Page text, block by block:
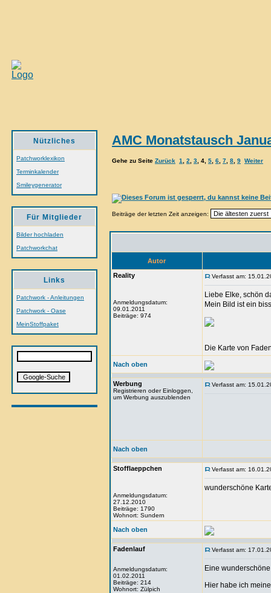
Nützliches
Patchworklexikon
Terminkalender
Smileygenerator
Für Mitglieder
Bilder hochladen
Patchworkchat
Links
Patchwork - Anleitungen
Patchwork - Oase
MeinStoffpaket
AMC Monatstausch
Gehe zu Seite Zurück 1 2 3 4 5 6 7 8 9 Weiter
Beiträge der letzten Zeit anzeigen:
Autor
Reality
Anmeldungsdatum:
09.01.2011
Beiträge: 974
Verfasst am:
Liebe Elke, schön
Mein Bild ist ein
Die Karte von
Nach oben
Werbung
Registrieren oder Einloggen,
um Werbung auszublenden
Verfasst am:
Nach oben
Stofflaeppchen
Anmeldungsdatum:
27.12.2010
Beiträge: 1790
Wohnort: Sundern
Verfasst am:
wunderschöne
Nach oben
Fadenlauf
Anmeldungsdatum:
01.02.2011
Beiträge: 214
Wohnort: Zülpich
Verfasst am:
Eine
Hier habe ich